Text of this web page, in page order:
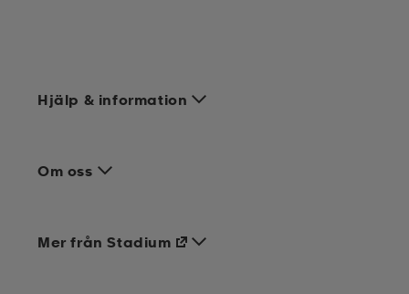
Hjälp & information
Om oss
Mer från Stadium